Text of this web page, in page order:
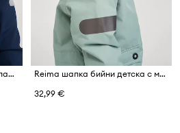
Reima шапка бийни детска памучна Hattara
Reima шапка бийни детска с мериносова вълна Vilpas
32,99 €